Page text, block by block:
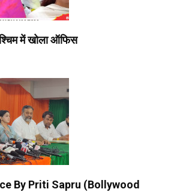
में खोला ऑफिस
By Priti Sapru (Bollywood